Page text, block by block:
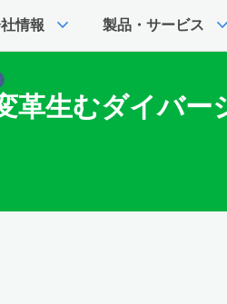
情報 expand_more 製品・サービス expand_more
革生むダイバ